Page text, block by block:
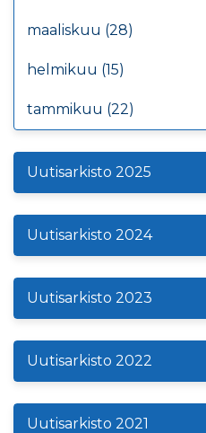
maaliskuu (28)
helmikuu (15)
tammikuu (22)
Uutisarkisto 2025
Uutisarkisto 2024
Uutisarkisto 2023
Uutisarkisto 2022
Uutisarkisto 2021